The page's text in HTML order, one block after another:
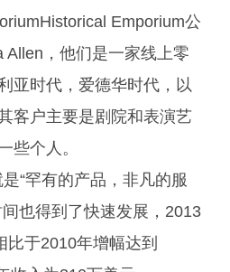
Emporium公
Allen，他们是一家线上零
亚时代，爱德华时代，以
客户主要是剧院和表演艺
些个人。
“罕有的产品，非凡的服
也得到了快速发展，2013
于2010年增幅达到